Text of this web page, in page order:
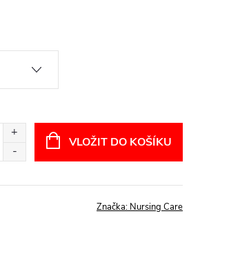
VLOŽIT DO KOŠÍKU
Značka: Nursing Care